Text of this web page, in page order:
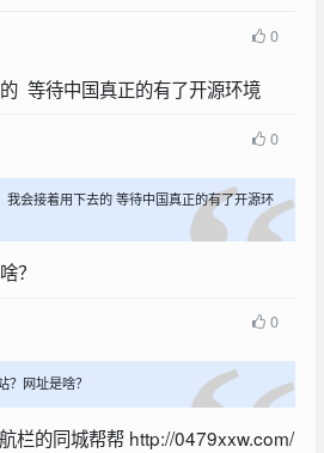
0
等待中国真正的有了开源环境
0
我会接着用下去的 等待中国真正的有了开源环
？
0
？网址是啥？
栏的同城帮帮 http://0479xxw.com/